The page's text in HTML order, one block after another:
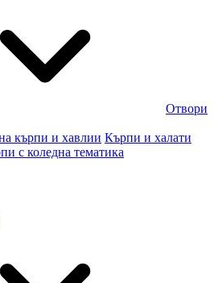
Отвори
кърпи и хавлии Кърпи и халати
с коледна тематика